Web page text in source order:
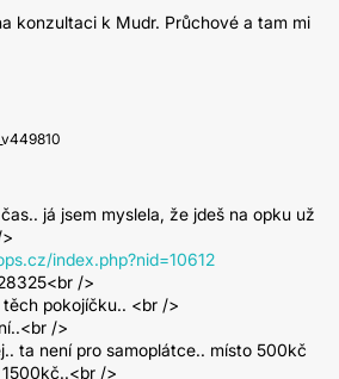
konzultaci k Mudr. Průchové a tam mi
já jsem myslela, že jdeš na opku už
index.php?nid=10612
/>
pokojíčku.. <br />
/>
ta není pro samoplátce.. místo 500kč
/>